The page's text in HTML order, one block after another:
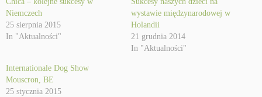
Niemczech
25 sierpnia 2015
In "Aktualności"
wystawie międzynarodowej w
Holandii
21 grudnia 2014
In "Aktualności"
Internationale Dog Show
Mouscron, BE
25 stycznia 2015